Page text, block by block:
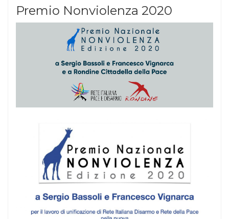
Premio Nonviolenza 2020